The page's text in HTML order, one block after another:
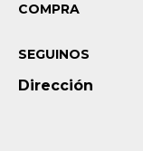
COMPRA
Dirección
SEGUINOS